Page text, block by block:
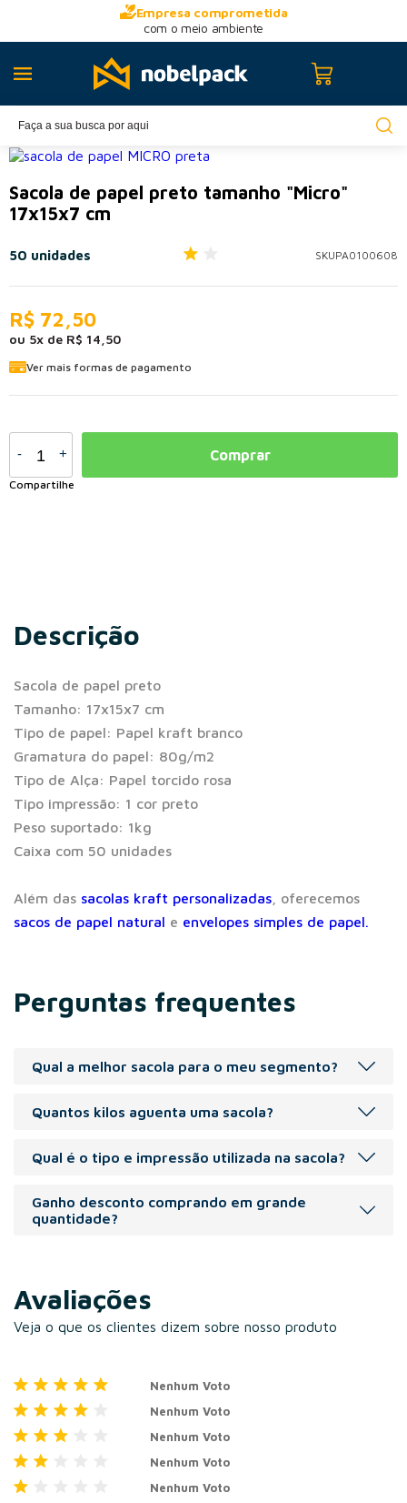
Empresa comprometida
com o meio ambiente
Sacola de papel preto tamanho "Micro"
17x15x7 cm
50 unidades SKUPA0100608
R$ 72,50
ou 5x de R$ 14,50
Ver mais formas de pagamento
- + Comprar
Compartilhe
Descrição
Sacola de papel preto
Tamanho: 17x15x7 cm
Tipo de papel: Papel kraft branco
Gramatura do papel: 80g/m2
Tipo de Alça: Papel torcido rosa
Tipo impressão: 1 cor preto
Peso suportado: 1kg
Caixa com 50 unidades
Além das sacolas kraft personalizadas , oferecemos
sacos de papel natural e envelopes simples de papel.
Perguntas frequentes
Qual a melhor sacola para o meu segmento?
acessórios, calçados, alimentação, cosméticos.
Quantos kilos aguenta uma sacola?
Qual é o tipo e impressão utilizada na sacola?
menores), flexografia(volumes maiores), carimbo manual
Ganho desconto comprando em grande
quantidade?
nossos descontos.
Avaliações
Veja o que os clientes dizem sobre nosso produto
Nenhum Voto
Nenhum Voto
Nenhum Voto
Nenhum Voto
Nenhum Voto